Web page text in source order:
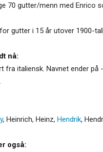
70 gutter/menn med Enrico
gutter i 15 år utover 1900-
nå:
fra italiensk. Navnet ender
, Heinrich, Heinz, Hendrik,
også: